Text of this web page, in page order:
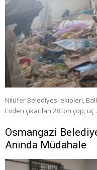
Nilüfer Belediyesi ekipleri,
Evden çıkarılan 28 ton çöp, üç
Osmangazi
Anında Müdahale